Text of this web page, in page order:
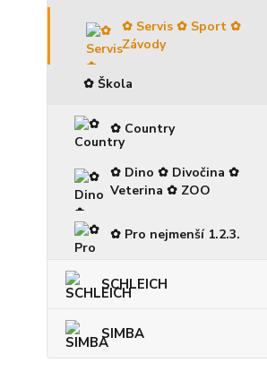
✿ Servis ✿ Sport ✿
Závody
✿ Škola
✿ Country
✿ Dino ✿ Divočina ✿
Veterina ✿ ZOO
✿ Pro nejmenší 1.2.3.
SCHLEICH
SIMBA